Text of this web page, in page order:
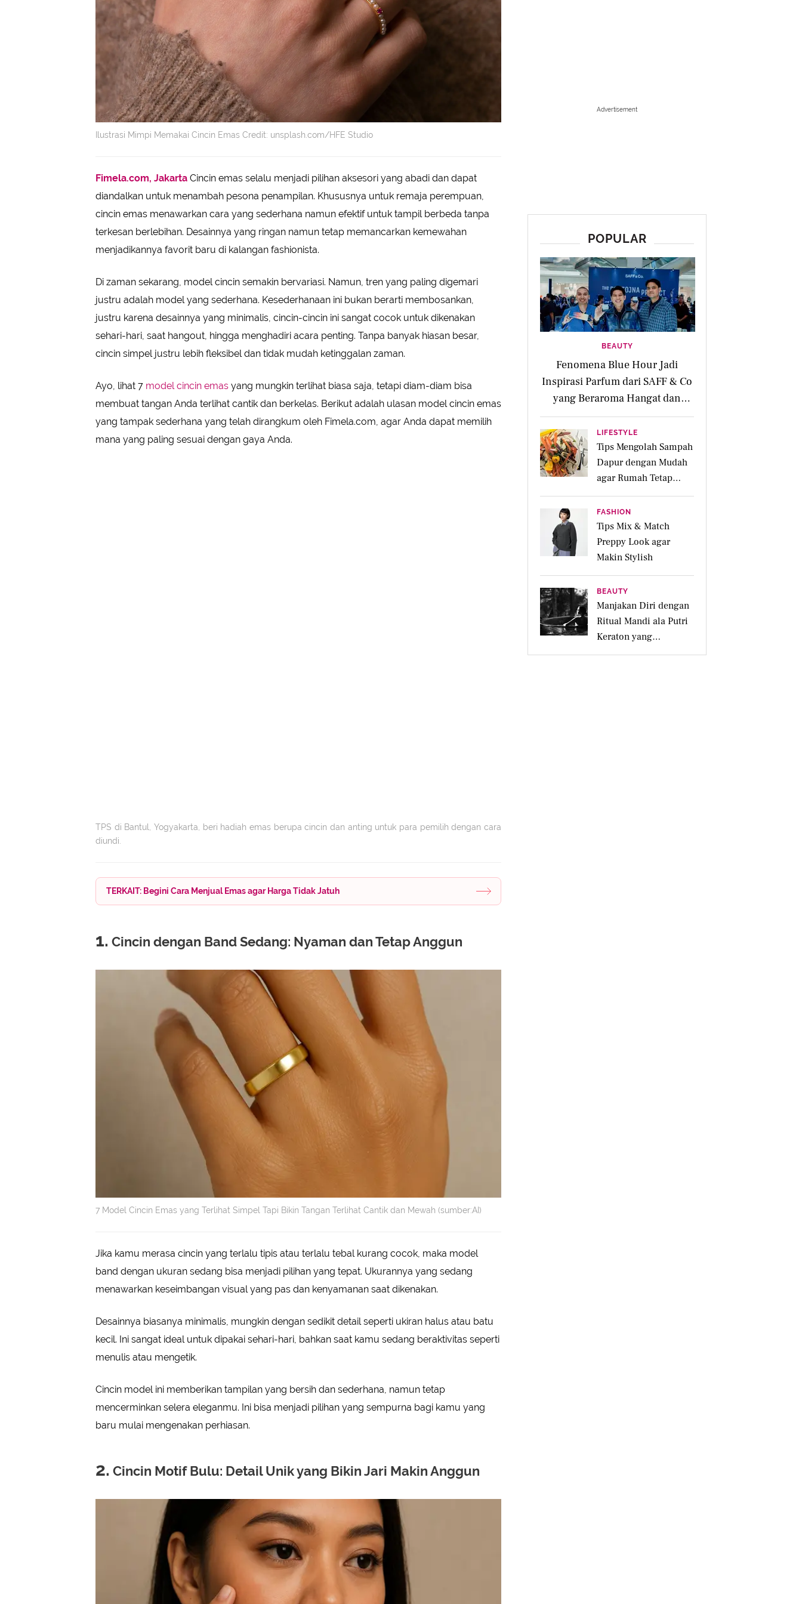
Ilustrasi Mimpi Memakai Cincin Emas Credit: unsplash.com/HFE Studio
Fimela.com, Jakarta Cincin emas selalu menjadi pilihan aksesori yang abadi dan dapat
diandalkan untuk menambah pesona penampilan. Khususnya untuk remaja perempuan,
cincin emas menawarkan cara yang sederhana namun efektif untuk tampil berbeda tanpa
terkesan berlebihan. Desainnya yang ringan namun tetap memancarkan kemewahan
menjadikannya favorit baru di kalangan fashionista.
Di zaman sekarang, model cincin semakin bervariasi. Namun, tren yang paling digemari
justru adalah model yang sederhana. Kesederhanaan ini bukan berarti membosankan,
justru karena desainnya yang minimalis, cincin-cincin ini sangat cocok untuk dikenakan
sehari-hari, saat hangout, hingga menghadiri acara penting. Tanpa banyak hiasan besar,
cincin simpel justru lebih fleksibel dan tidak mudah ketinggalan zaman.
Ayo, lihat 7 model cincin emas yang mungkin terlihat biasa saja, tetapi diam-diam bisa
membuat tangan Anda terlihat cantik dan berkelas. Berikut adalah ulasan model cincin emas
yang tampak sederhana yang telah dirangkum oleh Fimela.com, agar Anda dapat memilih
mana yang paling sesuai dengan gaya Anda.
TPS di Bantul, Yogyakarta, beri hadiah emas berupa cincin dan anting untuk para pemilih dengan cara
diundi.
TERKAIT: Begini Cara Menjual Emas agar Harga Tidak Jatuh
1. Cincin dengan Band Sedang: Nyaman dan Tetap Anggun
7 Model Cincin Emas yang Terlihat Simpel Tapi Bikin Tangan Terlihat Cantik dan Mewah (sumber:AI)
Jika kamu merasa cincin yang terlalu tipis atau terlalu tebal kurang cocok, maka model
band dengan ukuran sedang bisa menjadi pilihan yang tepat. Ukurannya yang sedang
menawarkan keseimbangan visual yang pas dan kenyamanan saat dikenakan.
Desainnya biasanya minimalis, mungkin dengan sedikit detail seperti ukiran halus atau batu
kecil. Ini sangat ideal untuk dipakai sehari-hari, bahkan saat kamu sedang beraktivitas seperti
menulis atau mengetik.
Cincin model ini memberikan tampilan yang bersih dan sederhana, namun tetap
mencerminkan selera eleganmu. Ini bisa menjadi pilihan yang sempurna bagi kamu yang
baru mulai mengenakan perhiasan.
2. Cincin Motif Bulu: Detail Unik yang Bikin Jari Makin Anggun
Advertisement
POPULAR
BEAUTY
Fenomena Blue Hour Jadi
Inspirasi Parfum dari SAFF & Co
yang Beraroma Hangat dan
Memikat
LIFESTYLE
Tips Mengolah Sampah
Dapur dengan Mudah
agar Rumah Tetap
Bersih dan Ramah
Lingkungan
FASHION
Tips Mix & Match
Preppy Look agar
Makin Stylish
BEAUTY
Manjakan Diri dengan
Ritual Mandi ala Putri
Keraton yang
Menenangkan untuk